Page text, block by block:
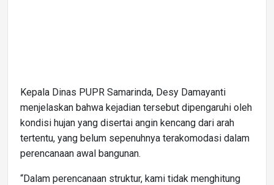
Kepala Dinas PUPR Samarinda, Desy Damayanti
menjelaskan bahwa kejadian tersebut dipengaruhi oleh
kondisi hujan yang disertai angin kencang dari arah
tertentu, yang belum sepenuhnya terakomodasi dalam
perencanaan awal bangunan.
“Dalam perencanaan struktur, kami tidak menghitung